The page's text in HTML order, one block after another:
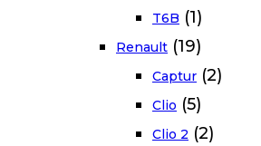
T6B (1)
Renault (19)
Captur (2)
Clio (5)
Clio 2 (2)